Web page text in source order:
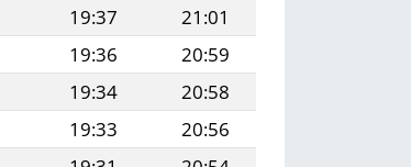
19:37
21:01
19:36
20:59
19:34
20:58
19:33
20:56